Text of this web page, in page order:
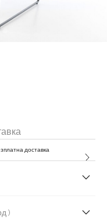
доставка
( Корд )